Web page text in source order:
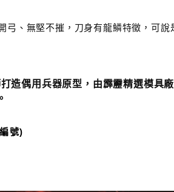
、無堅不摧，刀身有龍鱗特徵，可
造偶用兵器原型，由霹靂精選模具
編號)